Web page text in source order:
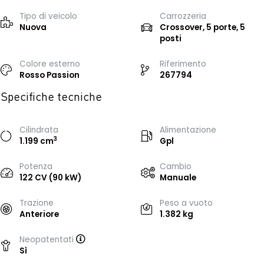
Tipo di veicolo
Nuova
Carrozzeria
Crossover, 5 porte, 5
posti
Colore esterno
Rosso Passion
Riferimento
267794
Specifiche tecniche
Cilindrata
1.199 cm3
Alimentazione
Gpl
Potenza
122 CV (90 kW)
Cambio
Manuale
Trazione
Anteriore
Peso a vuoto
1.382 kg
Neopatentati
Sì